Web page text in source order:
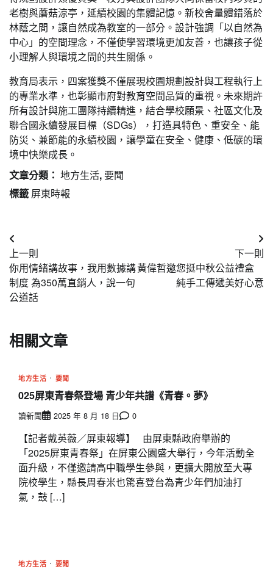
老樹與蘑菇涼亭，延續校園的集體記憶。新校舍量體錯落於
林蔭之間，讓自然成為教室的一部分。設計強調「以自然為
中心」的空間理念，不僅使學習環境更加友善，也讓孩子從
小理解人與環境之間的共生關係。
教育局表示，四案獲獎不僅展現校園規劃設計與工程執行上
的專業水準，也彰顯市府對教育空間品質的重視。未來期許
所有設計與施工團隊持續精進，結合學校願景、社區文化及
聯合國永續發展目標（SDGs），打造具特色、重安全、能
防災、兼節能的永續校園，讓學童在安全、健康、低碳的環
境中快樂成長。
文章分類： 地方生活,要聞
標籤 屏東時報
文
章
導
覽
上一則
你用情緒講故事，我用數據講
制度 為350萬直銷人，說一句
公道話
下一則
黃偉哲邀您挺中秋公益禮盒
純手工傳遞美好心意
相關文章
地方生活 要聞
025屏東青春祭登場 青少年共譜《青春。夢》
讀新聞 2025 年 8 月 18 日 0
【記者戴英薇／屏東報導】 由屏東縣政府舉辦的
「2025屏東青春祭」在屏東公園盛大舉行，今年活動全
面升級，不僅邀請高中職學生參與，更擴大開放至大專
院校學生，縣長周春米也驚喜登台為青少年們加油打
氣，鼓 […]
地方生活 要聞